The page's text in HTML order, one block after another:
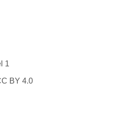
1
BY 4.0